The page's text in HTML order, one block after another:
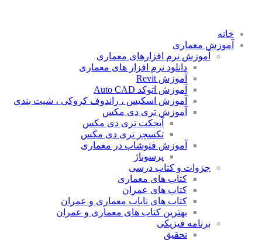
خانه
آموزش معماری
آموزش نرم افزارهای معماری
دانلود نرم افزار های معماری
آموزش Revit
آموزش اتوکد Auto CAD
آموزش اسکیس ، راندوف کروکی ، شیت بندی
آموزش تری دی مکس
آبجکت تری دی مکس
تکسچر تری دی مکس
آموزش فتوشاپ در معماری
پرسوناژ
جزوات و کتاب درسی
کتاب های معماری
کتاب های عمران
کتاب های نایاب معماری و عمران
بهترین کتاب های معماری و عمران
برنامه فیزیکی
تحقیق